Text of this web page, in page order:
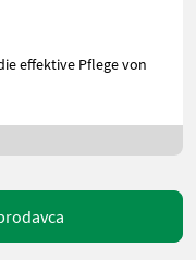
effektive Pflege von